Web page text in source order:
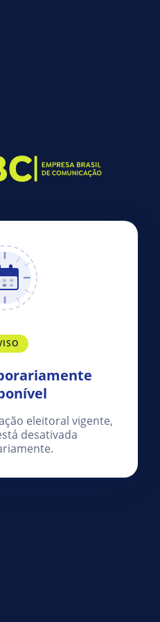
eleitoral vigente,
desativada